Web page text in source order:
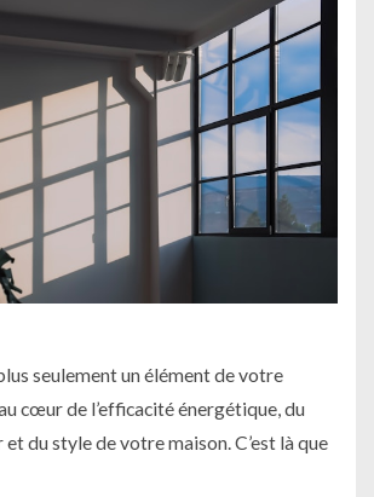
seulement un élément de votre
cœur de l’efficacité énergétique, du
du style de votre maison. C’est là que